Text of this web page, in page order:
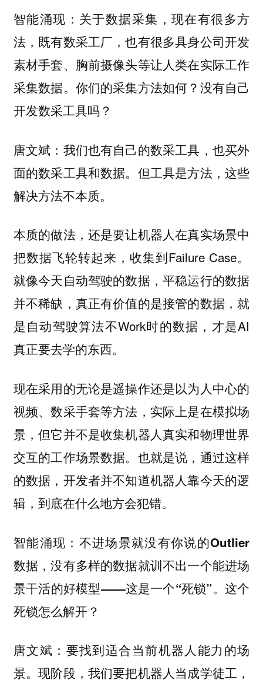
智能涌现：关于数据采集，现在有很多方
法，既有数采工厂，也有很多具身公司开发
素材手套、胸前摄像头等让人类在实际工作
采集数据。你们的采集方法如何？没有自己
开发数采工具吗？
唐文斌：我们也有自己的数采工具，也买外
面的数采工具和数据。 但工具是方法，这些
解决方法不本质。
本质的做法，还是要让机器人在真实场景中
把数据飞轮转起来，收集到Failure Case。
就像今天自动驾驶的数据，平稳运行的数据
并不稀缺，真正有价值的是接管的数据，就
是自动驾驶算法不Work时的数据，才是AI
真正要去学的东西。
现在采用的无论是遥操作还是以为人中心的
视频、数采手套等方法，实际上是在模拟场
景，但它并不是收集机器人真实和物理世界
交互的工作场景数据。也就是说，通过这样
的数据，开发者并不知道机器人靠今天的逻
辑，到底在什么地方会犯错。
智能涌现：不进场景就没有你说的Outlier
数据，没有多样的数据就训不出一个能进场
景干活的好模型——这是一个“死锁”。这个
死锁怎么解开？
唐文斌：要找到适合当前机器人能力的场
景。现阶段，我们要把机器人当成学徒工，